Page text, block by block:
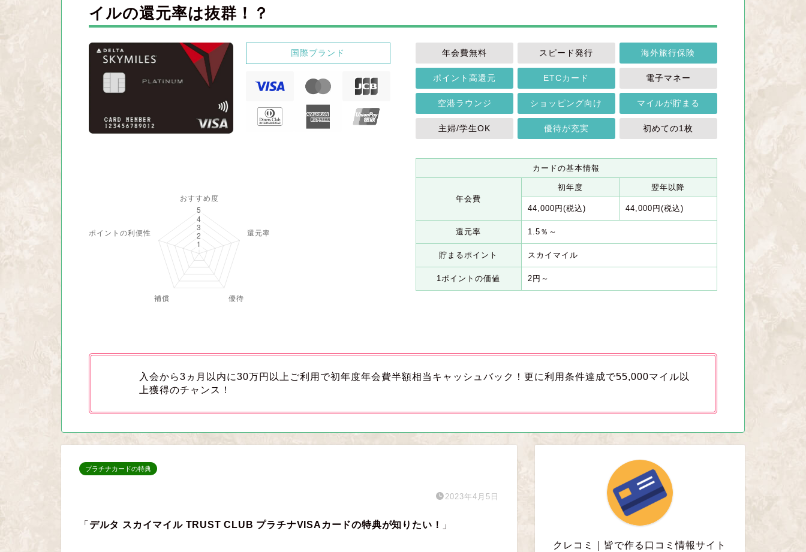
イルの還元率は抜群！？
国際ブランド 年会費無料 スピード発行 海外旅行保険
ポイント高還元 ETCカード 電子マネー
空港ラウンジ ショッピング向け マイルが貯まる
主婦/学生OK 優待が充実 初めての1枚
カードの基本情報
年会費
初年度 翌年以降
44,000円(税込) 44,000円(税込)
還元率 1.5％～
貯まるポイント スカイマイル
1ポイントの価値 2円～
入会から3ヵ月以内に30万円以上ご利用で初年度年会費半額相当キャッシュバック！更に利用条件達成で55,000マイル以
上獲得のチャンス！
プラチナカードの特典
2023年4月5日
「 デルタ スカイマイル TRUST CLUB プラチナVISAカードの特典が知りたい！ 」
クレコミ｜皆で作る口コミ情報サイト